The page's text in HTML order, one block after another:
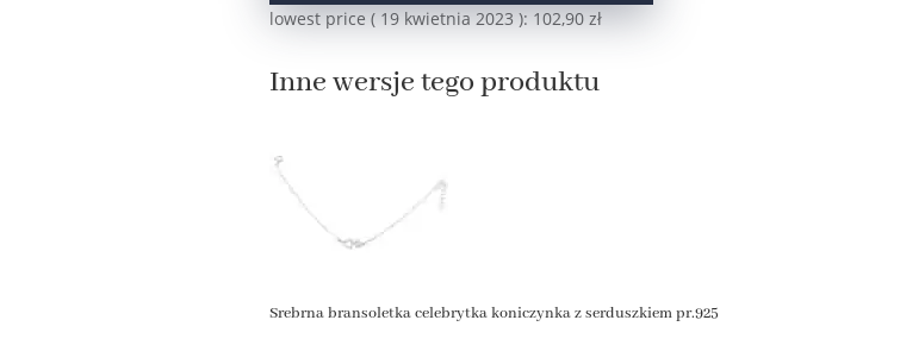
zlowest price (19 kwietnia 2023 ): 102,90 zł
Inne wersje tego produktu
Srebrna bransoletka celebrytka koniczynka z serduszkiem pr.925